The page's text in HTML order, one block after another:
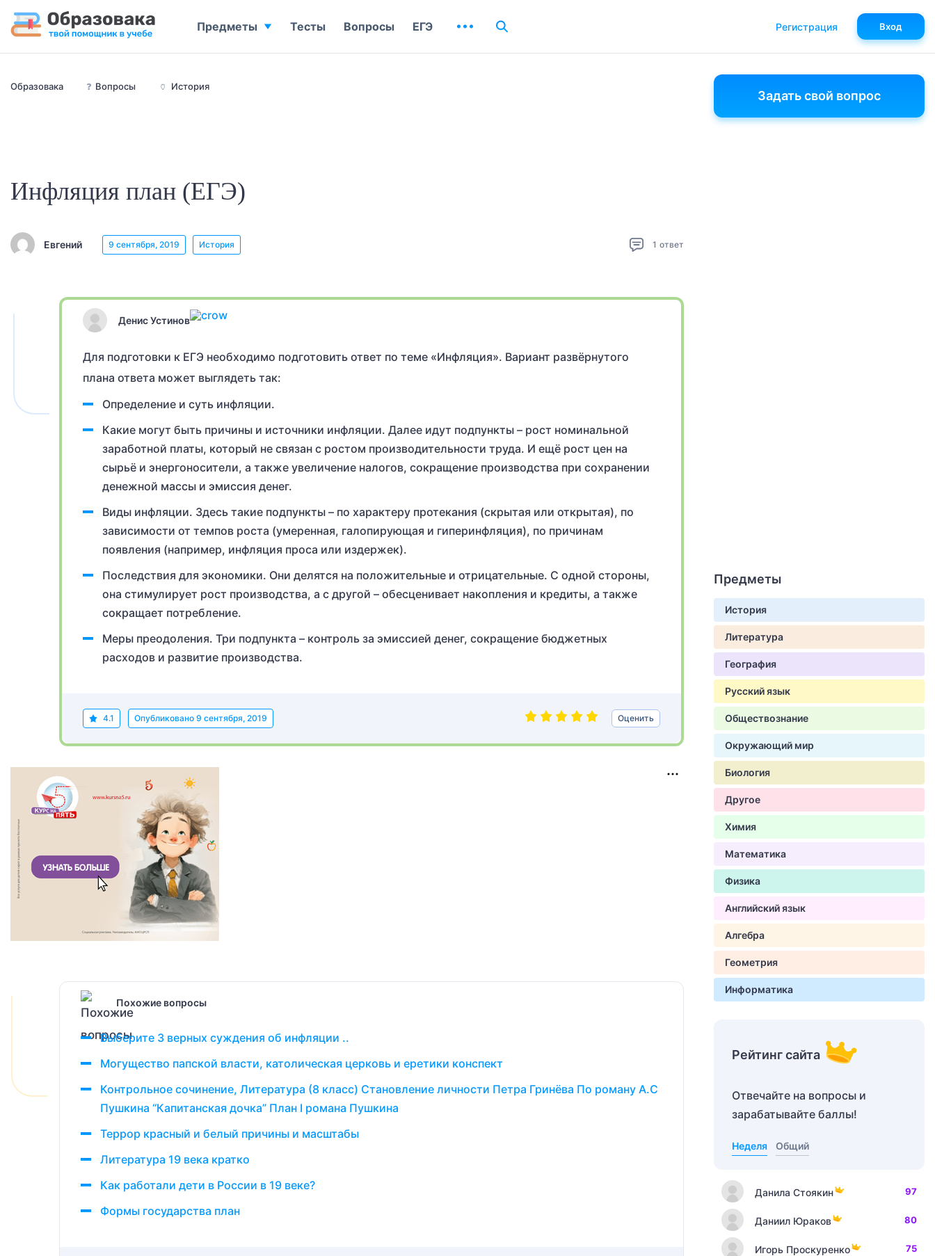
Образовака ❓ Вопросы 🏺 История
Инфляция план (ЕГЭ)
Евгений 9 сентября, 2019 История 1 ответ
Денис Устинов
Для подготовки к ЕГЭ необходимо подготовить ответ по теме «Инфляция». Вариант развёрнутого
плана ответа может выглядеть так:
Определение и суть инфляции.
Какие могут быть причины и источники инфляции. Далее идут подпункты – рост номинальной
заработной платы, который не связан с ростом производительности труда. И ещё рост цен на
сырьё и энергоносители, а также увеличение налогов, сокращение производства при сохранении
денежной массы и эмиссия денег.
Виды инфляции. Здесь такие подпункты – по характеру протекания (скрытая или открытая), по
зависимости от темпов роста (умеренная, галопирующая и гиперинфляция), по причинам
появления (например, инфляция проса или издержек).
Последствия для экономики. Они делятся на положительные и отрицательные. С одной стороны,
она стимулирует рост производства, а с другой – обесценивает накопления и кредиты, а также
сокращает потребление.
Меры преодоления. Три подпункта – контроль за эмиссией денег, сокращение бюджетных
расходов и развитие производства.
4.1 Опубликовано 9 сентября, 2019 Оценить
Похожие вопросы
Выберите 3 верных суждения об инфляции ..
Могущество папской власти, католическая церковь и еретики конспект
Контрольное сочинение, Литература (8 класс) Становление личности Петра Гринёва По роману А.С
Пушкина “Капитанская дочка” План I романа Пушкина
Террор красный и белый причины и масштабы
Литература 19 века кратко
Как работали дети в России в 19 веке?
Формы государства план
Задать свой вопрос
Предметы
История
Литература
География
Русский язык
Обществознание
Окружающий мир
Биология
Другое
Химия
Математика
Физика
Английский язык
Алгебра
Геометрия
Информатика
Рейтинг сайта
Отвечайте на вопросы и
зарабатывайте баллы!
Неделя Общий
Данила Стоякин 97
Даниил Юраков 80
Игорь Проскуренко 75
Предметы Тесты Вопросы ЕГЭ Регистрация Вход